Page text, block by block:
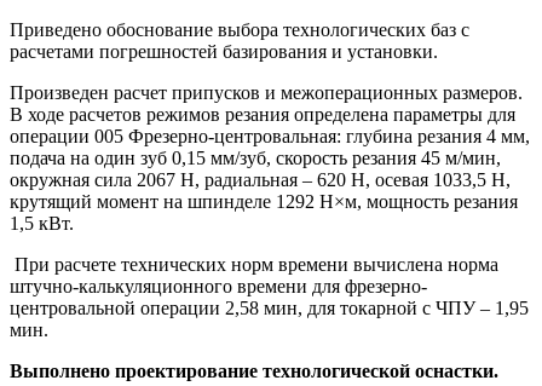
Приведено обоснование выбора технологических баз с
расчетами погрешностей базирования и установки.
Произведен расчет припусков и межоперационных размеров.
В ходе расчетов режимов резания определена параметры для
операции 005 Фрезерно-центровальная: глубина резания 4 мм,
подача на один зуб 0,15 мм/зуб, скорость резания 45 м/мин,
окружная сила 2067 Н, радиальная – 620 Н, осевая 1033,5 Н,
крутящий момент на шпинделе 1292 Н×м, мощность резания
1,5 кВт.
При расчете технических норм времени вычислена норма
штучно-калькуляционного времени для фрезерно-
центровальной операции 2,58 мин, для токарной с ЧПУ – 1,95
мин.
Выполнено проектирование технологической оснастки.